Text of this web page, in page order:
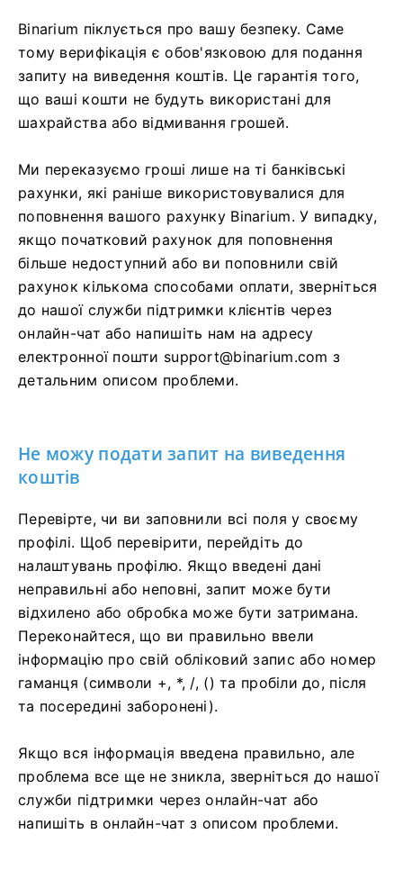
Binarium піклується про вашу безпеку. Саме
тому верифікація є обов'язковою для подання
запиту на виведення коштів. Це гарантія того,
що ваші кошти не будуть використані для
шахрайства або відмивання грошей.
Ми переказуємо гроші лише на ті банківські
рахунки, які раніше використовувалися для
поповнення вашого рахунку Binarium. У випадку,
якщо початковий рахунок для поповнення
більше недоступний або ви поповнили свій
рахунок кількома способами оплати, зверніться
до нашої служби підтримки клієнтів через
онлайн-чат або напишіть нам на адресу
електронної пошти support@binarium.com з
детальним описом проблеми.
Не можу подати запит на виведення
коштів
Перевірте, чи ви заповнили всі поля у своєму
профілі. Щоб перевірити, перейдіть до
налаштувань профілю. Якщо введені дані
неправильні або неповні, запит може бути
відхилено або обробка може бути затримана.
Переконайтеся, що ви правильно ввели
інформацію про свій обліковий запис або номер
гаманця (символи +, *, /, () та пробіли до, після
та посередині заборонені).
Якщо вся інформація введена правильно, але
проблема все ще не зникла, зверніться до нашої
служби підтримки через онлайн-чат або
напишіть в онлайн-чат з описом проблеми.